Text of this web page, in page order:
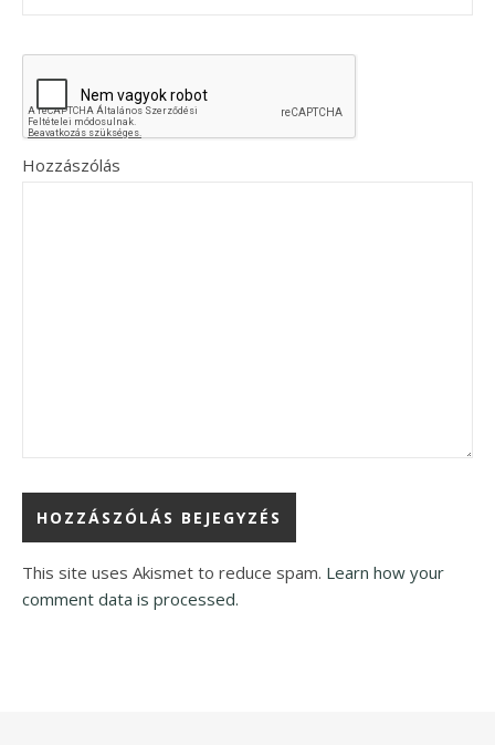
Hozzászólás
This site uses Akismet to reduce spam. Learn how your
comment data is processed.